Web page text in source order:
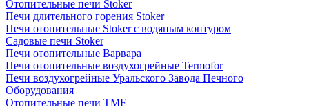
Отопительные печи Stoker
Печи длительного горения Stoker
Печи отопительные Stoker с водяным контуром
Садовые печи Stoker
Печи отопительные Варвара
Печи отопительные воздухогрейные Termofor
Печи воздухогрейные Уральского Завода Печного
Оборудования
Отопительные печи TMF